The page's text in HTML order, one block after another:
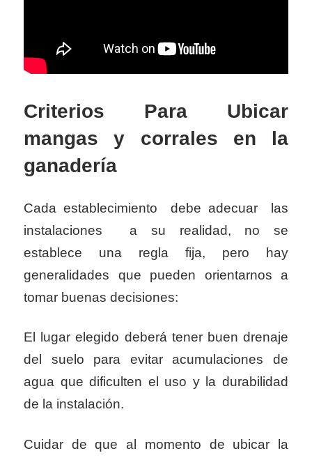
Criterios Para Ubicar
mangas y corrales en la
ganadería
Cada establecimiento debe adecuar las
instalaciones a su realidad, no se
establece una regla fija, pero hay
generalidades que pueden orientarnos a
tomar buenas decisiones:
El lugar elegido deberá tener buen drenaje
del suelo para evitar acumulaciones de
agua que dificulten el uso y la durabilidad
de la instalación.
Cuidar de que al momento de ubicar la